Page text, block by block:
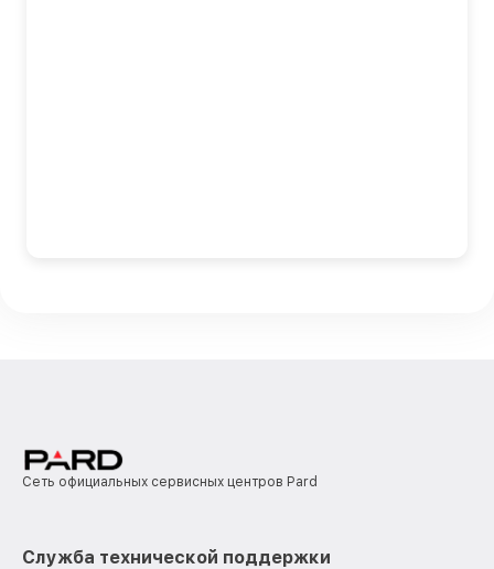
Сеть официальных сервисных центров Pard
Служба технической поддержки